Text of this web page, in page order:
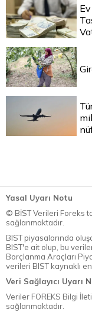
Yasal Uyarı Notu
© BİST Verileri Foreks
sağlanmaktadır.
BIST piyasalarında
BIST'e ait olup, bu
Borçlanma Araçları
verileri BIST kaynaklı
Veri Sağlayıcı Uyarı
Veriler FOREKS Bilgi
sağlanmaktadır.